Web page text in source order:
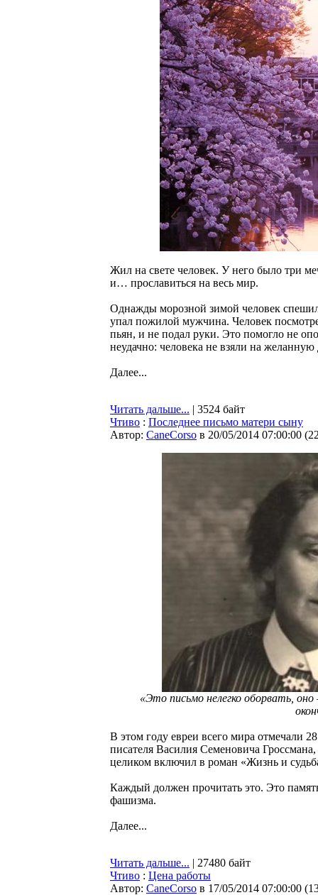
Жил на свете человек. У него было три
и… прославиться на весь мир.
Однажды морозной зимой человек
упал пожилой мужчина. Человек
пьян, и не подал руки. Это помогло не
неудачно: человека не взяли на
Далее...
Читать дальше... | 3524 байт
Чтиво : Последнее письмо матери сыну
Автор: CaneCorso в 20/05/2014 07:00:00 (
«Это письмо нелегко оборвать,
В этом году евреи всего мира отмечали
писателя Василия Семеновича
целиком включил в роман «Жизнь и
Каждый должен прочитать это. Это
фашизма.
Далее...
Читать дальше... | 27480 байт
Чтиво : Цена работы
Автор: CaneCorso в 17/05/2014 07:00:00 (